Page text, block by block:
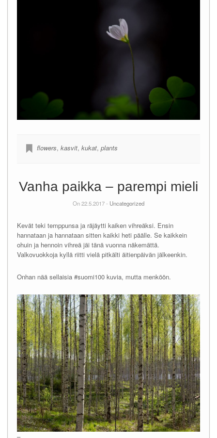
flowers, kasvit, kukat, plants
Vanha paikka – parempi mieli
On 22.5.2017 - Uncategorized
Kevät teki temppunsa ja räjäytti kaiken vihreäksi. Ensin
hannataan ja hannataan sitten kaikki heti päälle. Se kaikkein
ohuin ja hennoin vihreä jäi tänä vuonna näkemättä.
Valkovuokkoja kyllä riitti vielä pitkälti äitienpäivän jälkeenkin.
Onhan nää sellaisia #suomi100 kuvia, mutta menköön.